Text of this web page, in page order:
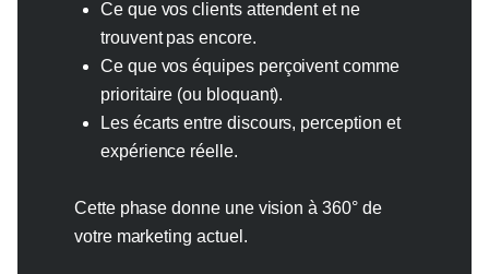
Ce que vos clients attendent et ne
trouvent pas encore.
Ce que vos équipes perçoivent comme
prioritaire (ou bloquant).
Les écarts entre discours, perception et
expérience réelle.
Cette phase donne une vision à 360° de
votre marketing actuel.